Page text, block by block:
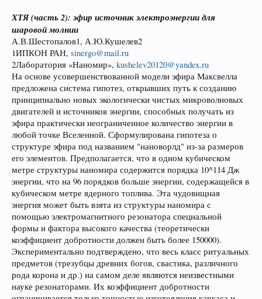
ХТЯ (часть 2): эфир источник электроэнергии для
шаровой молнии
А.В.Шестопалов1, А.Ю.Кушелев2
1ИПКОН РАН, sinergo@mail.ru
2Лаборатория «Наномир», kushelev20120@yandex.ru
На основе усовершенствованной модели эфира Максвелла
предложена система гипотез, открывших путь к созданию
принципиально новых экологически чистых микроволновых
двигателей и источников энергии, способных получать из
эфира практически неограниченное количество энергии в
любой точке Вселенной. Сформулирована гипотеза о
структуре эфира под названием "нановорлд" из-за размеров
его элементов. Предполагается, что в одном кубическом
метре структуры наномира содержится порядка 10^114 Дж
энергии, что на 96 порядков больше энергии, содержащейся в
кубическом метре ядерного топлива. Эта чудовищная
энергия может быть взята из структуры наномира с
помощью электромагнитного резонатора специальной
формы и фактора высокого качества (теоретически
коэффициент добротности должен быть более 150000).
Экспериментально подтверждено, что весь класс ритуальных
предметов (трезубцы древних богов, свастика, различного
рода корона и др.) на самом деле являются неизвестными
науке резонаторами. Их коэффициент добротности